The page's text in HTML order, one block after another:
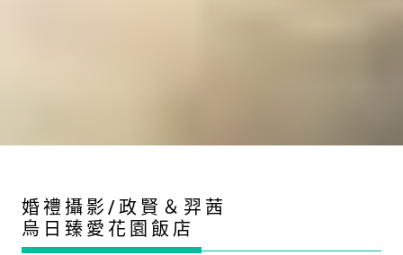
婚禮攝影/政賢＆羿茜
烏日臻愛花園飯店